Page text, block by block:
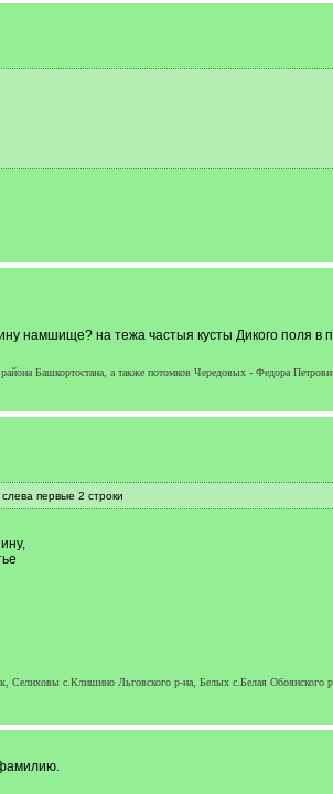
намшище? на тежа частыя кусты Дикого поля в
Башкортостана, а также потомков Чередовых - Федора
слева первые 2 строки
с.Клишино Льговского р-на, Белых с.Белая Обоянского